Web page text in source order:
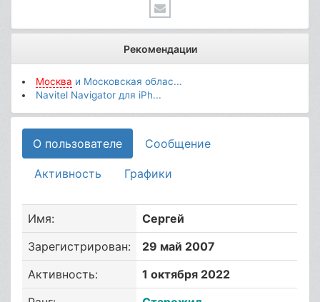
Рекомендации
Москва и Московская облас...
Navitel Navigator для iPh...
О пользователе Сообщение
Активность Графики
Имя:
Сергей
Зарегистрирован:
29 май 2007
Активность:
1 октября 2022